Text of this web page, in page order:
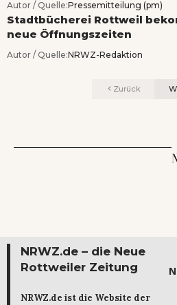
Autor / Quelle:Pressemitteilung (pm)
Stadtbücherei Rottweil
neue Öffnungszeiten
Autor / Quelle:NRWZ-Redaktion
Zurück
NRWZ.de – die Neue
Rottweiler Zeitung
NRWZ.de ist die Website der